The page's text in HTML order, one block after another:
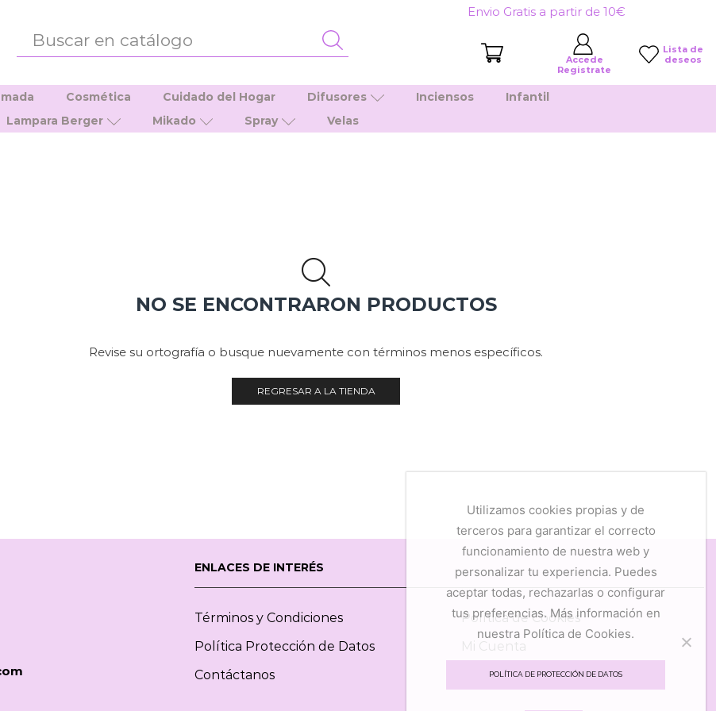
Envio Gratis a partir de 10€
ENTRADA
Accede
Registrate
Lista de
deseos
Cosmética Cuidado del Hogar Difusores Inciensos
Infantil
Lampara Berger
Mikado Spray Velas
NO SE ENCONTRARON PRODUCTOS
Revise su ortografía o busque nuevamente con términos menos específicos.
REGRESAR A LA TIENDA
ENLACES DE INTERÉS
Términos y Condiciones
Política Protección de Datos
Contáctanos
Política de Cookies
Mi Cuenta
Mis Favoritos
Utilizamos cookies propias y de
terceros para garantizar el correcto
funcionamiento de nuestra web y
personalizar tu experiencia. Puedes
aceptar todas, rechazarlas o configurar
tus preferencias. Más información en
nuestra Política de Cookies.
POLÍTICA DE PROTECCIÓN DE DATOS